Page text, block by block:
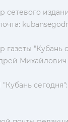
сетевого
газеты "Кубань
Михайлович